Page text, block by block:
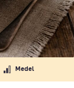
Medel